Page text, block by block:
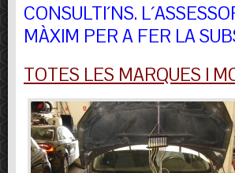
CONSULTI´NS.
MÀXIM PER A FER LA
TOTES LES MARQUES I